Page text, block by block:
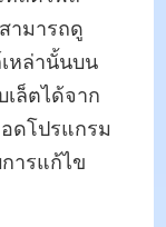
ามารถดู
หล่านั้นบน
ล็ตได้จาก
ดโปรแกรม
ารแก้ไข